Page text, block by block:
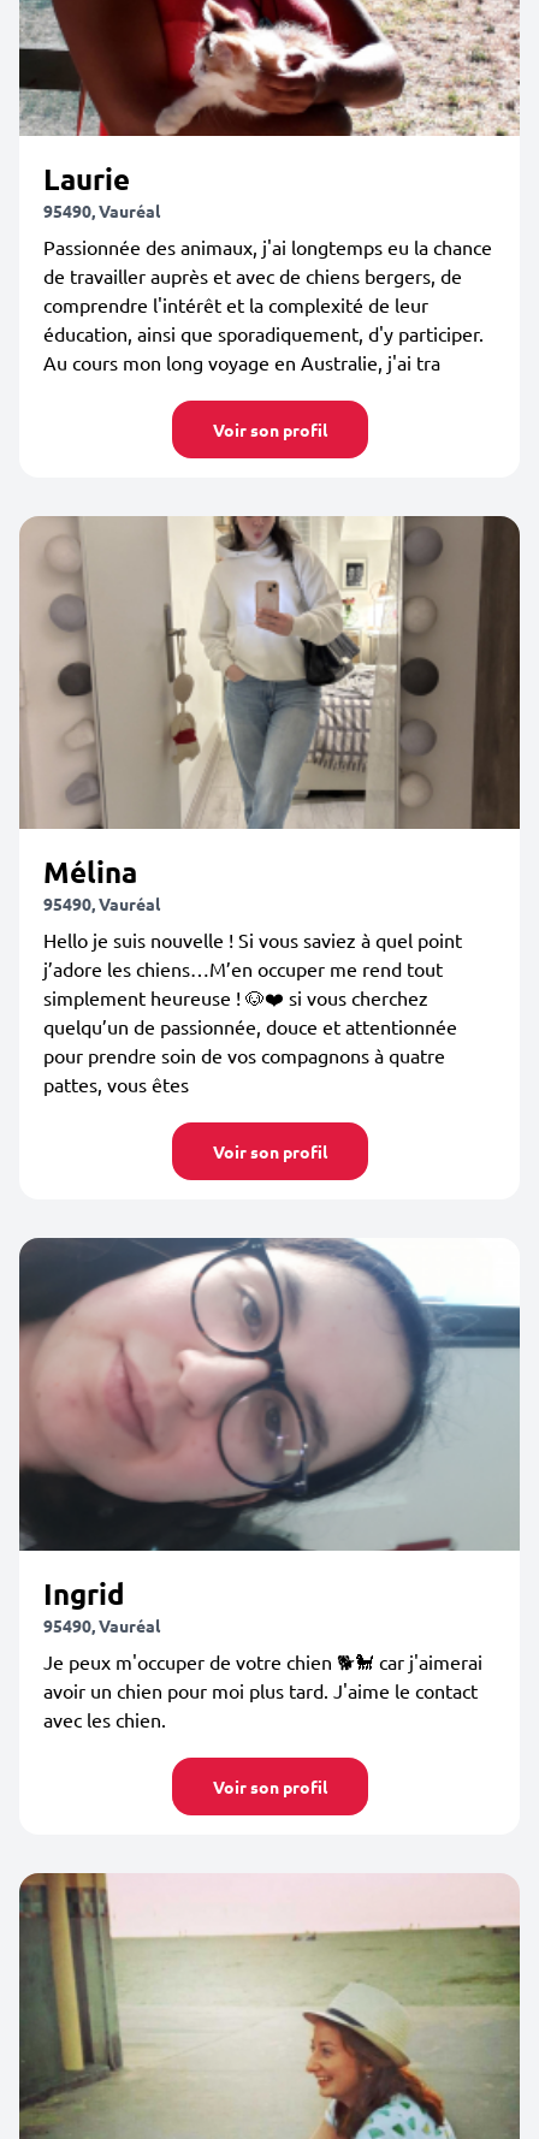
Laurie
95490, Vauréal
Passionnée des animaux, j'ai longtemps eu la chance
de travailler auprès et avec de chiens bergers, de
comprendre l'intérêt et la complexité de leur
éducation, ainsi que sporadiquement, d'y participer.
Au cours mon long voyage en Australie, j'ai tra
Voir son profil
Mélina
95490, Vauréal
Hello je suis nouvelle ! Si vous saviez à quel point
j’adore les chiens…M’en occuper me rend tout
simplement heureuse ! 🐶❤️ si vous cherchez
quelqu’un de passionnée, douce et attentionnée
pour prendre soin de vos compagnons à quatre
pattes, vous êtes
Voir son profil
Ingrid
95490, Vauréal
Je peux m'occuper de votre chien 🐕🐩 car j'aimerai
avoir un chien pour moi plus tard. J'aime le contact
avec les chien.
Voir son profil